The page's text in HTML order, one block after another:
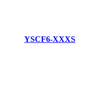
YSCF6-XXXS